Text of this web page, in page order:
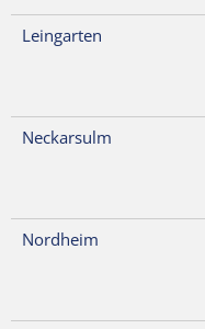
Leingarten
Neckarsulm
Nordheim